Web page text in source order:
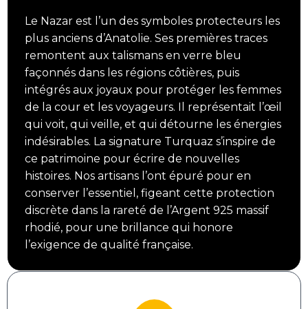
Le Nazar est l’un des symboles protecteurs les
plus anciens d’Anatolie. Ses premières traces
remontent aux talismans en verre bleu
façonnés dans les régions côtières, puis
intégrés aux joyaux pour protéger les femmes
de la cour et les voyageurs. Il représentait l’œil
qui voit, qui veille, et qui détourne les énergies
indésirables. La signature Turquaz s’inspire de
ce patrimoine pour écrire de nouvelles
histoires. Nos artisans l’ont épuré pour en
conserver l’essentiel, figeant cette protection
discrète dans la rareté de l’Argent 925 massif
rhodié, pour une brillance qui honore
l’exigence de qualité française.